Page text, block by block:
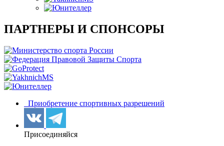
ПАРТНЕРЫ И СПОНСОРЫ
Приобретение спортивных разрешений
Присоединяйся